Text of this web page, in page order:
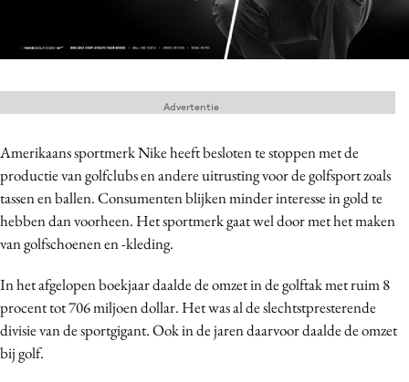
Adverteren
Events
Opleidingen
Vacatures
Academy
Partners
Topics
Bureaus
Campagnes
Carriere
Amerikaans sportmerk Nike heeft besloten te stoppen met de
productie van golfclubs en andere uitrusting voor de golfsport zoals
tassen en ballen. Consumenten blijken minder interesse in gold te
hebben dan voorheen. Het sportmerk gaat wel door met het maken
van golfschoenen en -kleding.
In het afgelopen boekjaar daalde de omzet in de golftak met ruim 8
procent tot 706 miljoen dollar. Het was al de slechtstpresterende
divisie van de sportgigant. Ook in de jaren daarvoor daalde de omzet
bij golf.
Advertentie